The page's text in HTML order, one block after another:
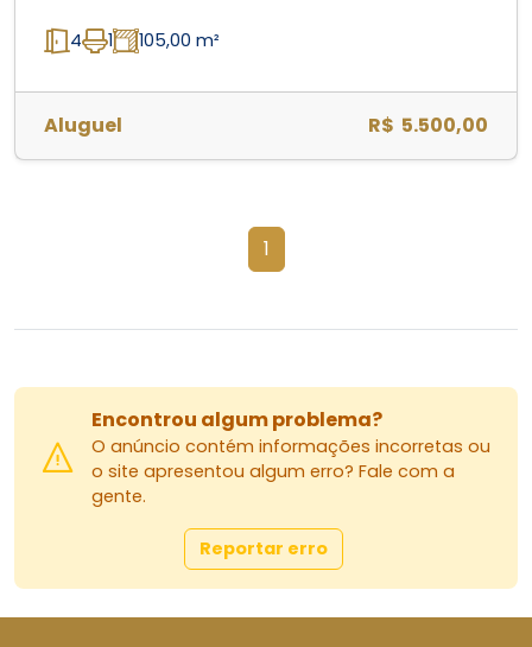
4 1 105,00 m²
Aluguel R$ 5.500,00
1
Encontrou algum problema?
O anúncio contém informações incorretas ou
o site apresentou algum erro? Fale com a
gente.
Reportar erro